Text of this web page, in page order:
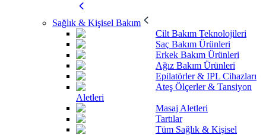
Sağlık & Kişisel Bakım
Cilt Bakım Teknolojileri
Saç Bakım Ürünleri
Erkek Bakım Ürünleri
Ağız Bakım Ürünleri
Epilatörler & IPL Cihazları
Ateş Ölçerler & Tansiyon
Aletleri
Masaj Aletleri
Tartılar
Tüm Sağlık & Kişisel